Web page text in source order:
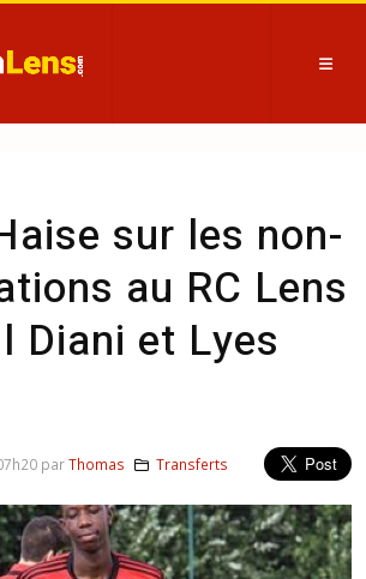
sur les non-
au RC Lens
Diani et Lyes
parThomas Transferts